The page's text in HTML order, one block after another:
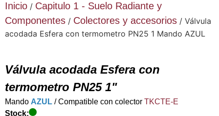
Inicio / Capitulo 1 - Suelo Radiante y
Componentes / Colectores y accesorios / Válvula
acodada Esfera con termometro PN25 1 Mando AZUL
Válvula acodada Esfera con
termometro PN25 1"
Mando AZUL / Compatible con colector TKCTE-E
Stock: